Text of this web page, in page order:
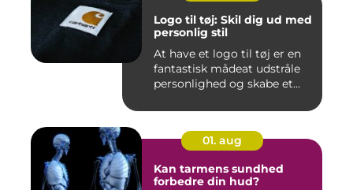
Logo til tøj: Skil dig ud med
personlig stil
At have et logo til tøj er en
fantastisk mådeat udstråle
personlighed og skabe et...
01. aug
Kan tarmens sundhed
forbedre din hud?